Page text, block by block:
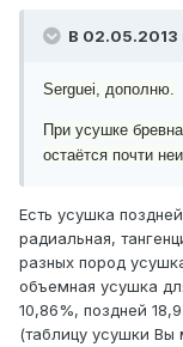
В 02.05.2013
Serguei, дополню.
При усушке
остаётся почти
Есть усушка
радиальная,
разных пород
объемная усушка
10,86%, поздней
(таблицу усушки